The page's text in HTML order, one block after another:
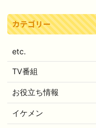
カテゴリー
etc.
TV番組
お役立ち情報
イケメン